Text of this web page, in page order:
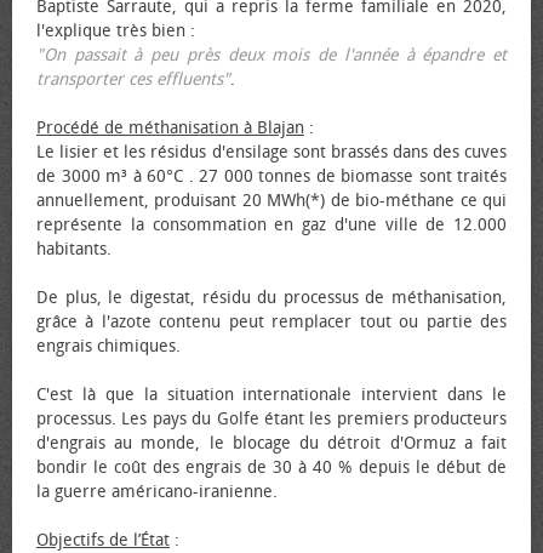
Baptiste Sarraute, qui a repris la ferme familiale en 2020,
l'explique très bien :
"On passait à peu près deux mois de l'année à épandre et
transporter ces effluents".
Procédé de méthanisation à Blajan :
Le lisier et les résidus d'ensilage sont brassés dans des cuves
de 3000 m³ à 60°C . 27 000 tonnes de biomasse sont traités
annuellement, produisant 20 MWh(*) de bio-méthane ce qui
représente la consommation en gaz d'une ville de 12.000
habitants.
De plus, le digestat, résidu du processus de méthanisation,
grâce à l'azote contenu peut remplacer tout ou partie des
engrais chimiques.
C'est là que la situation internationale intervient dans le
processus. Les pays du Golfe étant les premiers producteurs
d'engrais au monde, le blocage du détroit d'Ormuz a fait
bondir le coût des engrais de 30 à 40 % depuis le début de
la guerre américano-iranienne.
Objectifs de l’État :